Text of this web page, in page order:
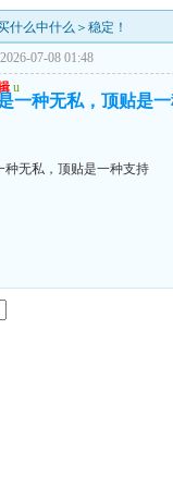
什么中什么＞稳定！
07-08 01:48
u
种无私，顶贴是一
无私，顶贴是一种支持